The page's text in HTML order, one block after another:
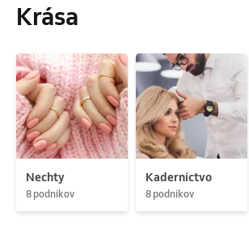
Krása
Nechty
8 podnikov
Kaderníctvo
8 podnikov